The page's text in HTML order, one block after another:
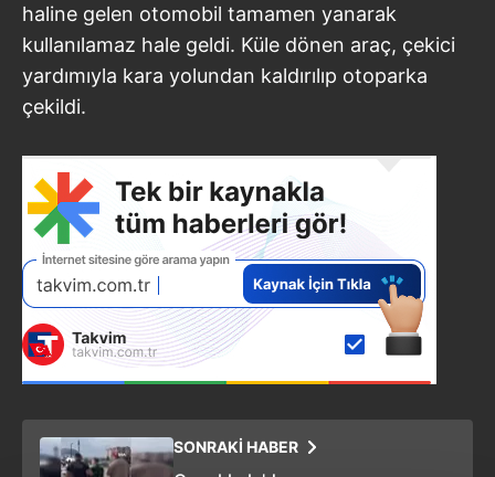
haline gelen otomobil tamamen yanarak
kullanılamaz hale geldi. Küle dönen araç, çekici
yardımıyla kara yolundan kaldırılıp otoparka
çekildi.
SONRAKİ HABER